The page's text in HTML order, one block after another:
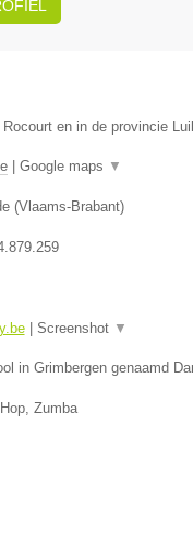
en in de provincie
| Google maps ▼
(Vlaams-Brabant)
| Screenshot ▼
in Grimbergen genaamd
Zumba